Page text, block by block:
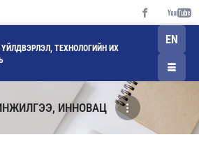
ТЕХНОЛОГИЙН ИХ
EN
ИННОВАЦ